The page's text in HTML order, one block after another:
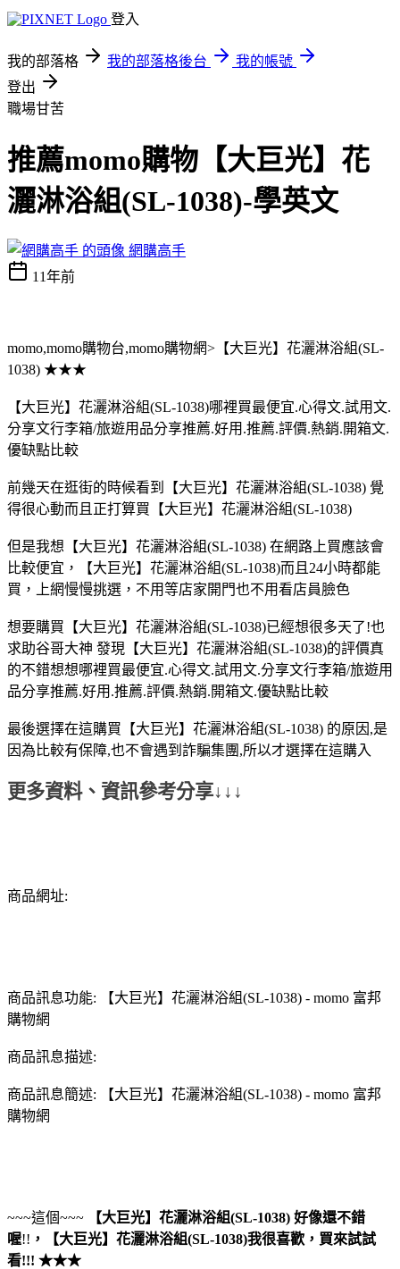
登入
我的部落格 我的部落格後台
我的帳號
登出
職場甘苦
推薦momo購物【大巨光】花
灑淋浴組(SL-1038)-學英文
網購高手
11年前
momo,momo購物台,momo購物網>【大巨光】花灑淋浴組(SL-
1038) ★★★
【大巨光】花灑淋浴組(SL-1038)哪裡買最便宜.心得文.試用文.
分享文行李箱/旅遊用品分享推薦.好用.推薦.評價.熱銷.開箱文.
優缺點比較
前幾天在逛街的時候看到【大巨光】花灑淋浴組(SL-1038) 覺
得很心動而且正打算買【大巨光】花灑淋浴組(SL-1038)
但是我想【大巨光】花灑淋浴組(SL-1038) 在網路上買應該會
比較便宜，【大巨光】花灑淋浴組(SL-1038)而且24小時都能
買，上網慢慢挑選，不用等店家開門也不用看店員臉色
想要購買【大巨光】花灑淋浴組(SL-1038)已經想很多天了!也
求助谷哥大神 發現【大巨光】花灑淋浴組(SL-1038)的評價真
的不錯想想哪裡買最便宜.心得文.試用文.分享文行李箱/旅遊用
品分享推薦.好用.推薦.評價.熱銷.開箱文.優缺點比較
最後選擇在這購買【大巨光】花灑淋浴組(SL-1038) 的原因,是
因為比較有保障,也不會遇到詐騙集團,所以才選擇在這購入
更多資料、資訊參考分享↓↓↓
商品網址:
商品訊息功能: 【大巨光】花灑淋浴組(SL-1038) - momo 富邦
購物網
商品訊息描述:
商品訊息簡述: 【大巨光】花灑淋浴組(SL-1038) - momo 富邦
購物網
~~~這個~~~ 【大巨光】花灑淋浴組(SL-1038) 好像還不錯
喔!! ， 【大巨光】花灑淋浴組(SL-1038)我很喜歡，買來試試
看!!! ★★★